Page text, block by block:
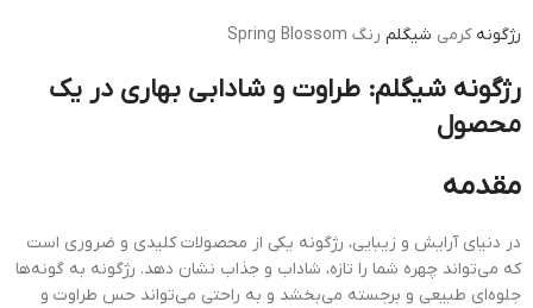
رژگونه کرمی شیگلم رنگ Spring Blossom
رژگونه شیگلم: طراوت و شادابی بهاری در یک
محصول
مقدمه
در دنیای آرایش و زیبایی، رژگونه یکی از محصولات کلیدی و ضروری است
که می‌تواند چهره شما را تازه، شاداب و جذاب نشان دهد. رژگونه به گونه‌ها
جلوه‌ای طبیعی و برجسته می‌بخشد و به راحتی می‌تواند حس طراوت و